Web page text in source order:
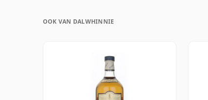
OOK VAN DALWHINNIE